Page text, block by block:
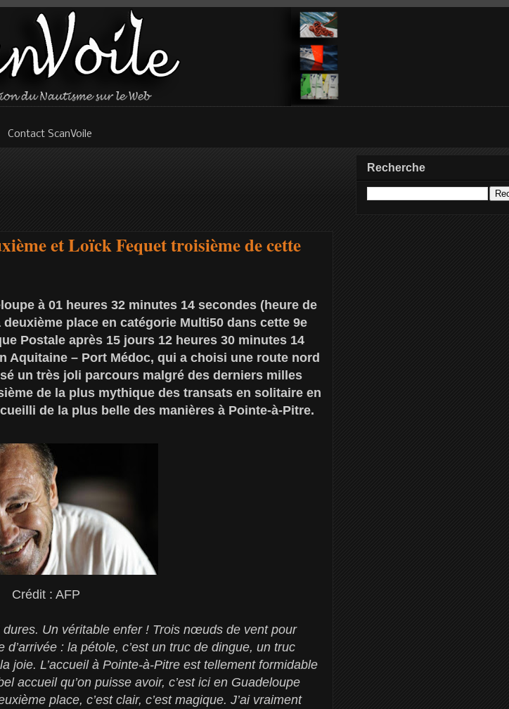
Contact ScanVoile
et Loïck Fequet troisième de cette
à 01 heures 32 minutes 14 secondes (heure de
place en catégorie Multi50 dans cette 9e
Postale après 15 jours 12 heures 30 minutes 14
Aquitaine – Port Médoc, qui a choisi une route nord
un très joli parcours malgré des derniers milles
de la plus mythique des transats en solitaire en
de la plus belle des manières à Pointe-à-Pitre.
Crédit : AFP
Un véritable enfer ! Trois nœuds de vent pour
: la pétole, c’est un truc de dingue, un truc
joie. L’accueil à Pointe-à-Pitre est tellement formidable
accueil qu’on puisse avoir, c’est ici en Guadeloupe
place, c’est clair, c’est magique. J’ai vraiment
Recherche